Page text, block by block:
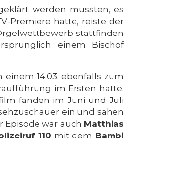
werden mussten, es
Premiere hatte, reiste der
stattfinden
einem Bischof
14.03. ebenfalls zum
im Ersten hatte.
fanden im Juni und Juli
ein und sahen
Episode war auch Matthias
110 mit dem Bambi